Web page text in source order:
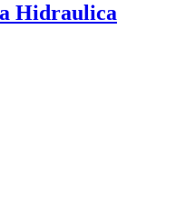
Hidraulica